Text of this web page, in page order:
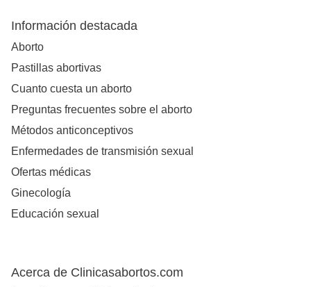
Información destacada
Aborto
Pastillas abortivas
Cuanto cuesta un aborto
Preguntas frecuentes sobre el aborto
Métodos anticonceptivos
Enfermedades de transmisión sexual
Ofertas médicas
Ginecología
Educación sexual
Acerca de Clinicasabortos.com